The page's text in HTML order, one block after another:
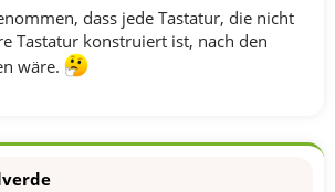
dass jede Tastatur, die nicht
Tastatur konstruiert ist, nach den
wäre.